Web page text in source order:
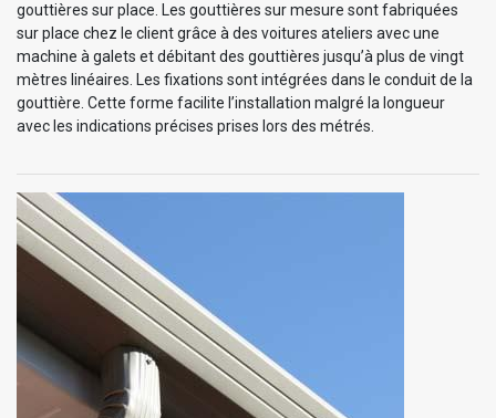
gouttières sur place. Les gouttières sur mesure sont fabriquées
sur place chez le client grâce à des voitures ateliers avec une
machine à galets et débitant des gouttières jusqu’à plus de vingt
mètres linéaires. Les fixations sont intégrées dans le conduit de la
gouttière. Cette forme facilite l’installation malgré la longueur
avec les indications précises prises lors des métrés.